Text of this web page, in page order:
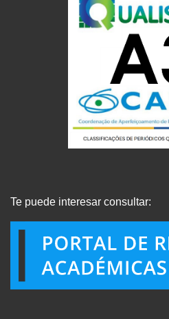
Te puede interesar consultar: